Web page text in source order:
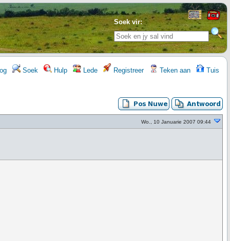
Soek vir:
Soek Hulp Lede Registreer Teken aan Tuis
Wo., 10 Januarie 2007 09:44